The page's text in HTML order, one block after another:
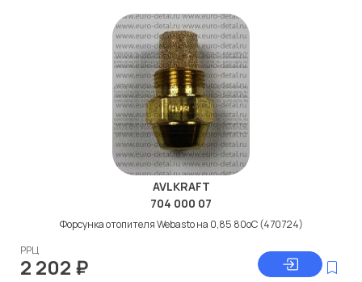
AVLKRAFT
704 000 07
Форсунка отопителя Webasto на 0,85 80оС (470724)
РРЦ
2 202 ₽